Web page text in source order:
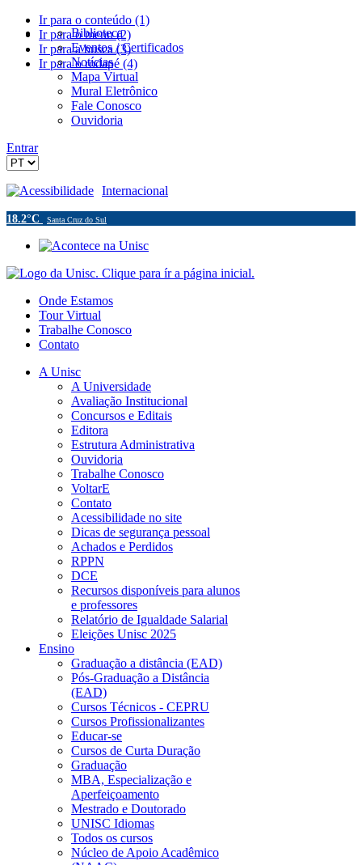
Ir para o conteúdo (1)
Ir para o menu (2)
Ir para a busca (3)
Ir para o rodapé (4)
Biblioteca
Eventos / Certificados
Notícias
Mapa Virtual
Mural Eletrônico
Fale Conosco
Ouvidoria
Entrar
Acessibilidade Internacional
18.2°C Santa Cruz do Sul
Onde Estamos
Tour Virtual
Trabalhe Conosco
Contato
A Unisc
A Universidade
Avaliação Institucional
Concursos e Editais
Editora
Estrutura Administrativa
Ouvidoria
Trabalhe Conosco
VoltarE
Contato
Acessibilidade no site
Dicas de segurança pessoal
Achados e Perdidos
RPPN
DCE
Recursos disponíveis para alunos
e professores
Relatório de Igualdade Salarial
Eleições Unisc 2025
Ensino
Graduação a distância (EAD)
Pós-Graduação a Distância
(EAD)
Cursos Técnicos - CEPRU
Cursos Profissionalizantes
Educar-se
Cursos de Curta Duração
Graduação
MBA, Especialização e
Aperfeiçoamento
Mestrado e Doutorado
UNISC Idiomas
Todos os cursos
Núcleo de Apoio Acadêmico